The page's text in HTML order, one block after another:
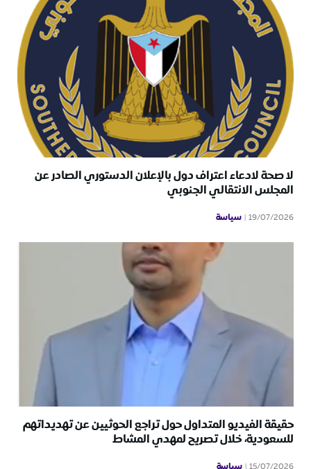
لا صحة لادعاء اعتراف دول بالإعلان الدستوري الصادر عن
المجلس الانتقالي الجنوبي
19/07/2026 سياسة
حقيقة الفيديو المتداول حول تراجع الحوثيين عن تهديداتهم
للسعودية، خلال تصريح لمهدي المشاط